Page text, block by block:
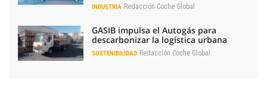
INDUSTRIA Redacción Coche Global
GASIB impulsa el Autogás para
descarbonizar la logística urbana
SOSTENIBILIDAD Redacción Coche Global